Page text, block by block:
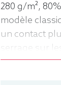
280 g/m²,
modèle
un contact
serrage sur
ans), 128 (7-8